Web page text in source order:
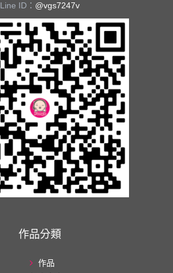
Line ID： @vgs7247v
作品分類
作品